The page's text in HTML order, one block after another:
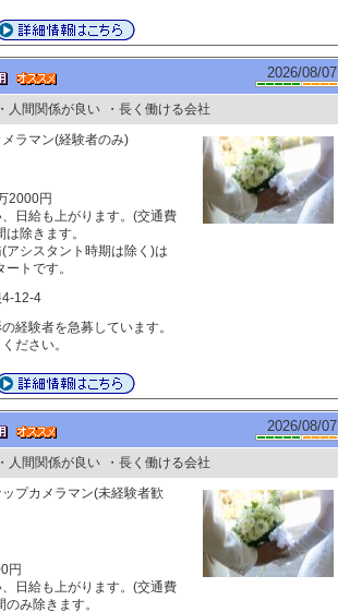
2026/08/07
・人間関係が良い
・長く働ける会社
ラマン(経験者のみ)
2000円
日給も上がります。(交通費
除きます。
アシスタント時期は除く)は
トです。
4-12-4
経験者を急募しています。
ださい。
2026/08/07
・人間関係が良い
・長く働ける会社
プカメラマン(未経験者歓
円
日給も上がります。(交通費
み除きます。